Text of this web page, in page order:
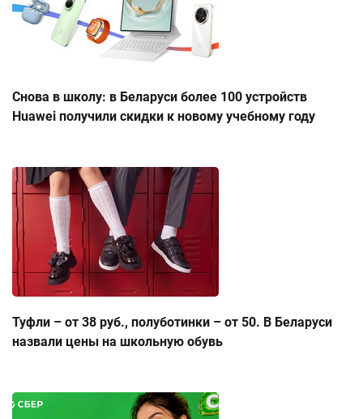
Снова в школу: в Беларуси более 100 устройств
Huawei получили скидки к новому учебному году
Туфли – от 38 руб., полуботинки – от 50. В Беларуси
назвали цены на школьную обувь